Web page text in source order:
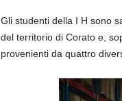
Gli studenti della I H sono
del territorio di Corato e,
provenienti da quattro